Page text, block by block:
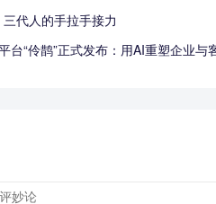
三代人的手拉手接力
台“伶鹊”正式发布：用AI重塑企业与